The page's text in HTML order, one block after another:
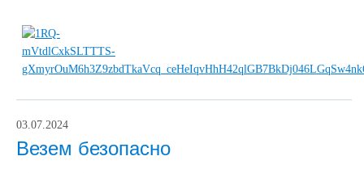
03.07.2024
Везем безопасно